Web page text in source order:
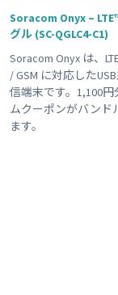
Soracom Onyx –
グル (SC-QGLC4-C1)
Soracom Onyx は、
/ GSM に対応した
信端末です。1,100円
ムクーポンがバンド
ます。